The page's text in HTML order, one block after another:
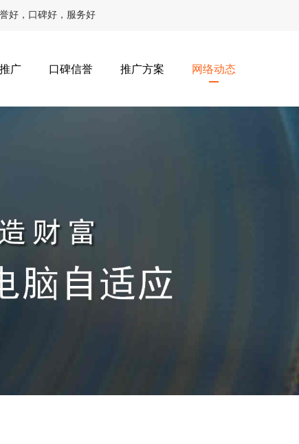
好，口碑好，服务好
广 口碑信誉 推广方案 网络动态